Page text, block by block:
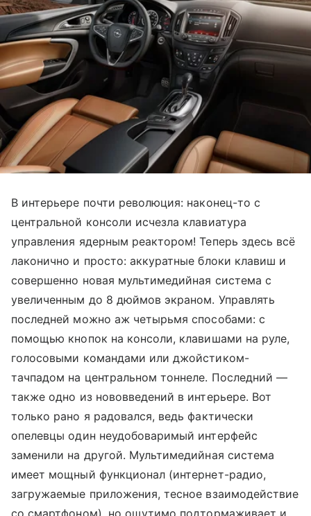
В интерьере почти революция: наконец-то с
центральной консоли исчезла клавиатура
управления ядерным реактором! Теперь здесь всё
лаконично и просто: аккуратные блоки клавиш и
совершенно новая мультимедийная система с
увеличенным до 8 дюймов экраном. Управлять
последней можно аж четырьмя способами: с
помощью кнопок на консоли, клавишами на руле,
голосовыми командами или джойстиком-
тачпадом на центральном тоннеле. Последний —
также одно из нововведений в интерьере. Вот
только рано я радовался, ведь фактически
опелевцы один неудобоваримый интерфейс
заменили на другой. Мультимедийная система
имеет мощный функционал (интернет-радио,
загружаемые приложения, тесное взаимодействие
со смартфоном), но ощутимо подтормаживает и